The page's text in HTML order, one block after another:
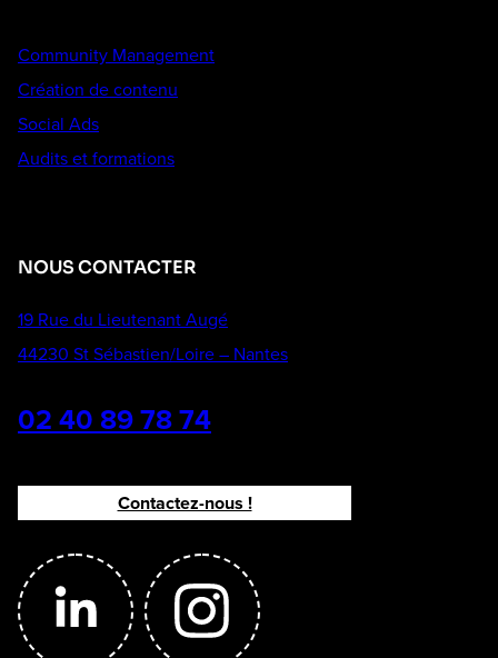
Community Management
Création de contenu
Social Ads
Audits et formations
NOUS CONTACTER
19 Rue du Lieutenant Augé
44230 St Sébastien/Loire – Nantes
02 40 89 78 74
Contactez-nous !